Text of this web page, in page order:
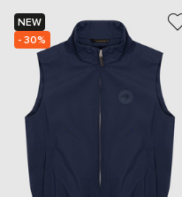
NEW
- 30%